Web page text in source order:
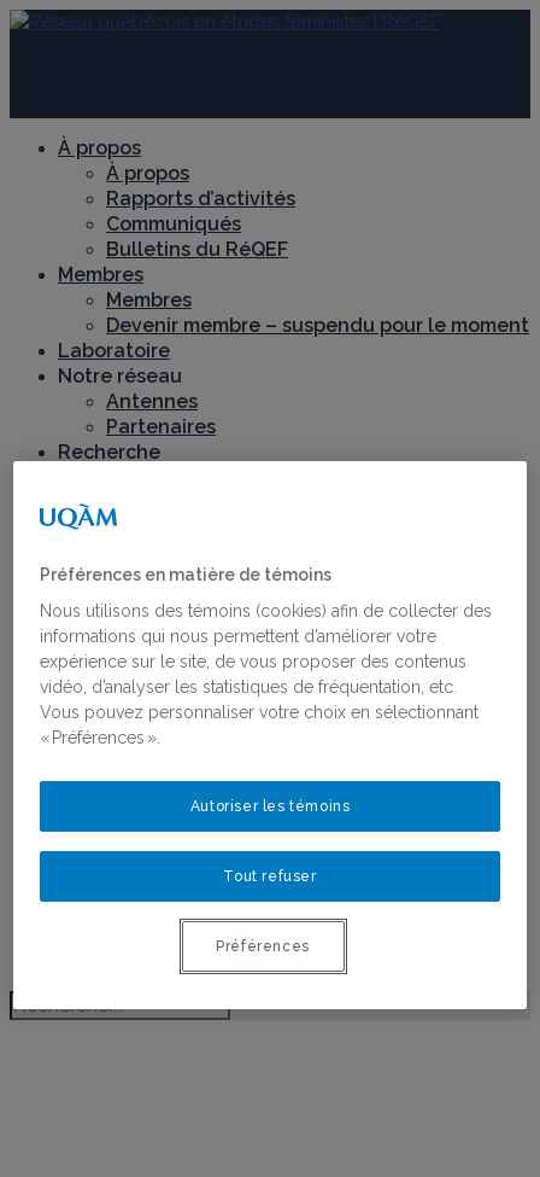
À propos
À propos
Rapports d’activités
Communiqués
Bulletins du RéQEF
Membres
Membres
Devenir membre – suspendu pour le moment
Laboratoire
Notre réseau
Antennes
Partenaires
Recherche
Chantiers de recherche
Antiféminisme
Recherche partenariale et
coconstruction des connaissances
Projets financés par le RéQEF
Concours : Appui aux projets scientifiques et
aux chantiers de recherche
Publications
Ligne du temps de l’histoire des femmes au
Activités
Bourses
Lauréates des bourses
Postdoctorant·e·s du RéQEF
Préférences en matière de témoins
Nous utilisons des témoins (cookies) afin de collecter des
informations qui nous permettent d’améliorer votre
expérience sur le site, de vous proposer des contenus
vidéo, d’analyser les statistiques de fréquentation, etc.
Vous pouvez personnaliser votre choix en sélectionnant
« Préférences ».
Tout refuser
Autoriser les témoins
Préférences